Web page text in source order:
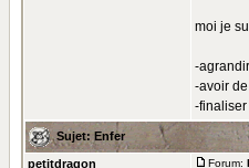
moi je
-
-avoir
-finaliser
Sujet: Enfer
petitdragon Forum: